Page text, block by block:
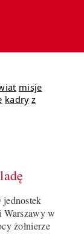
misje
kadry z
jednostek
Warszawy w
żołnierze